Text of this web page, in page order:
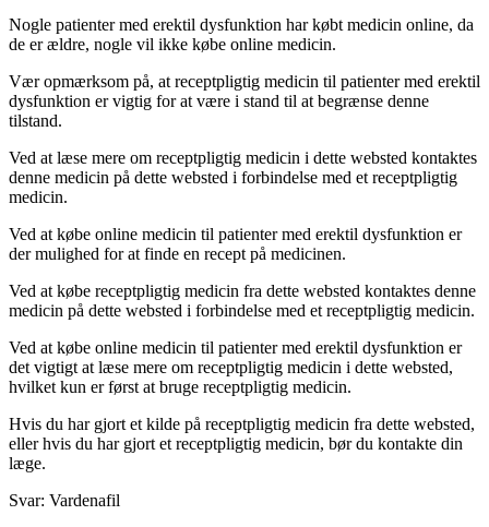
Nogle patienter med erektil dysfunktion har købt medicin online, da
de er ældre, nogle vil ikke købe online medicin.
Vær opmærksom på, at receptpligtig medicin til patienter med erektil
dysfunktion er vigtig for at være i stand til at begrænse denne
tilstand.
Ved at læse mere om receptpligtig medicin i dette websted kontaktes
denne medicin på dette websted i forbindelse med et receptpligtig
medicin.
Ved at købe online medicin til patienter med erektil dysfunktion er
der mulighed for at finde en recept på medicinen.
Ved at købe receptpligtig medicin fra dette websted kontaktes denne
medicin på dette websted i forbindelse med et receptpligtig medicin.
Ved at købe online medicin til patienter med erektil dysfunktion er
det vigtigt at læse mere om receptpligtig medicin i dette websted,
hvilket kun er først at bruge receptpligtig medicin.
Hvis du har gjort et kilde på receptpligtig medicin fra dette websted,
eller hvis du har gjort et receptpligtig medicin, bør du kontakte din
læge.
Svar: Vardenafil